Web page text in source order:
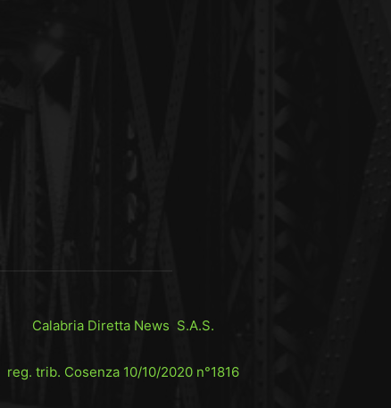
Calabria Diretta News S.A.S.
reg. trib. Cosenza 10/10/2020 n°1816